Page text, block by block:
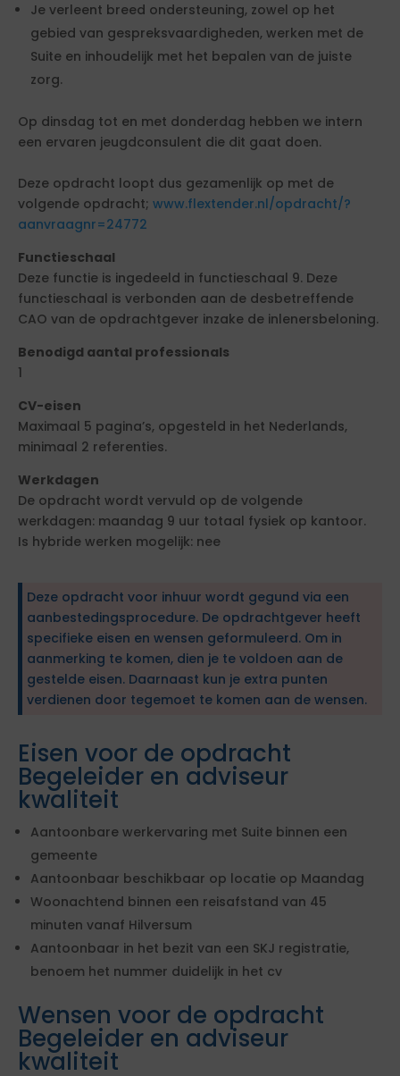
Je verleent breed ondersteuning, zowel op het
gebied van gespreksvaardigheden, werken met de
Suite en inhoudelijk met het bepalen van de juiste
zorg.
Op dinsdag tot en met donderdag hebben we intern
een ervaren jeugdconsulent die dit gaat doen.
Deze opdracht loopt dus gezamenlijk op met de
volgende opdracht; www.flextender.nl/opdracht/?
aanvraagnr=24772
Functieschaal
Deze functie is ingedeeld in functieschaal 9. Deze
functieschaal is verbonden aan de desbetreffende
CAO van de opdrachtgever inzake de inlenersbeloning.
Benodigd aantal professionals
1
CV-eisen
Maximaal 5 pagina’s, opgesteld in het Nederlands,
minimaal 2 referenties.
Werkdagen
De opdracht wordt vervuld op de volgende
werkdagen: maandag 9 uur totaal fysiek op kantoor.
Is hybride werken mogelijk: nee
Deze opdracht voor inhuur wordt gegund via een
aanbestedingsprocedure. De opdrachtgever heeft
specifieke eisen en wensen geformuleerd. Om in
aanmerking te komen, dien je te voldoen aan de
gestelde eisen. Daarnaast kun je extra punten
verdienen door tegemoet te komen aan de wensen.
Eisen voor de opdracht
Begeleider en adviseur
kwaliteit
Aantoonbare werkervaring met Suite binnen een
gemeente
Aantoonbaar beschikbaar op locatie op Maandag
Woonachtend binnen een reisafstand van 45
minuten vanaf Hilversum
Aantoonbaar in het bezit van een SKJ registratie,
benoem het nummer duidelijk in het cv
Wensen voor de opdracht
Begeleider en adviseur
kwaliteit